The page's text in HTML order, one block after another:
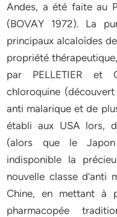
Andes, a été faite au
(BOVAY 1972). La
principaux alcaloïdes
propriété
par PELLETIER et
chloroquine
anti malarique et de
établi aux USA lors,
(alors que le
indisponible la
nouvelle classe d’anti
Chine, en mettant à
pharmacopée